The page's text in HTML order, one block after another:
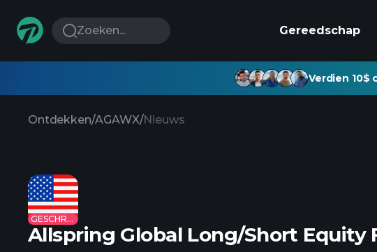
Zoeken... Gereedschap
Verdien 10$
Ontdekken/AGAWX/Nieuws
GESCHRAPT
Allspring Global Long/Short Equity